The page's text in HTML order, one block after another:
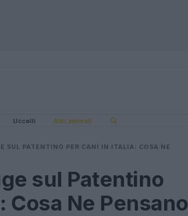
Uccelli Altri animali
SUL PATENTINO PER CANI IN ITALIA: COSA NE
sul Patentino
Cosa Ne Pensano